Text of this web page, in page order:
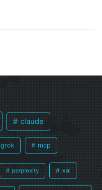
claude
grok mcp
perplexity xai